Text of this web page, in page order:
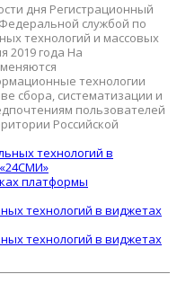
дня Регистрационный
службой по
технологий и массовых
2019 года На
технологии
сбора, систематизации и
пользователей
Российской
технологий в
платформы
технологий в виджетах
технологий в виджетах